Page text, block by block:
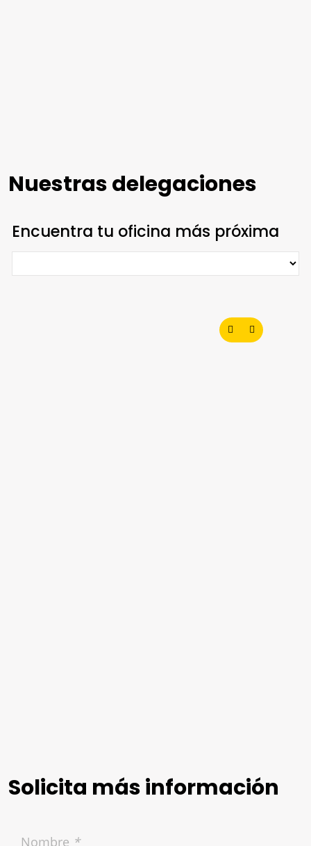
Nuestras delegaciones
Encuentra tu oficina más próxima
Solicita más información
Nombre *